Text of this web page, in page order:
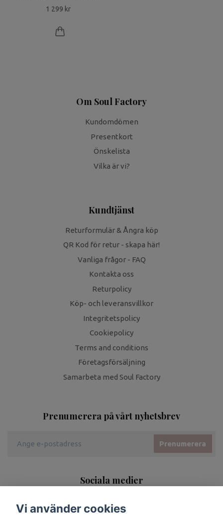
1 299 kr
Om Soul Factory
Kundomdömen
Presentkort
Önskelista
Vilka är vi?
Kundtjänst
Returformulär & Ångra köp
QR Kod för retur - skapa här!
Vanliga frågor - FAQ
Kontakta oss
Returpolicy
Köp- och leveransvillkor
Integritetspolicy
Cookiepolicy
Terms and conditions
Företagsförsäljning
Samarbeta med Soul Factory
Prenumerera på vårt nyhetsbrev
Prenumerera
Sociala medier
Vi använder cookies